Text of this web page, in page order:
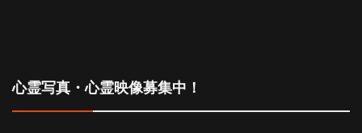
心霊写真・心霊映像募集中！